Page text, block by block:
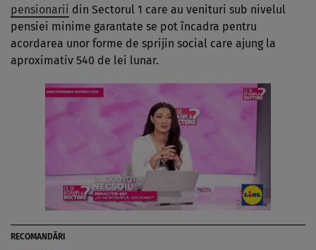
pensionarii din Sectorul 1 care au venituri sub nivelul
pensiei minime garantate se pot încadra pentru
acordarea unor forme de sprijin social care ajung la
aproximativ 540 de lei lunar.
RECOMANDĂRI